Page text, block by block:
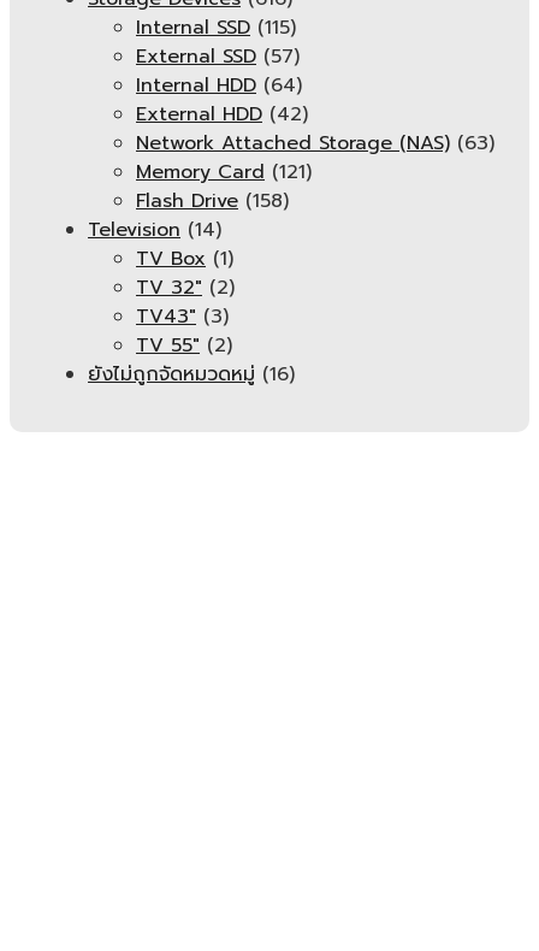
Internal SSD (115)
External SSD (57)
Internal HDD (64)
External HDD (42)
Network Attached Storage (NAS) (63)
Memory Card (121)
Flash Drive (158)
Television (14)
TV Box (1)
TV 32" (2)
TV43" (3)
TV 55" (2)
ยังไม่ถูกจัดหมวดหมู่ (16)